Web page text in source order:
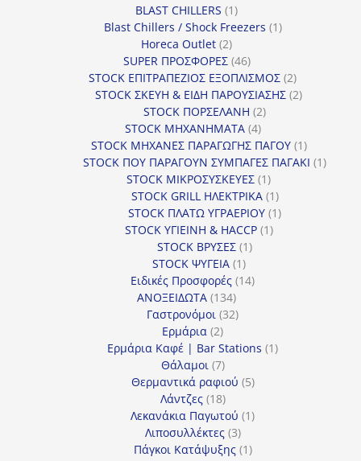
BLAST CHILLERS 11
προϊόν
Blast Chillers / Shock Freezers 11
Horeca Outlet 22
προϊόντα
SUPER ΠΡΟΣΦΟΡΕΣ 4646
προϊόντα
STOCK ΕΠΙΤΡΑΠΕΖΙΟΣ ΕΞΟΠΛΙΣΜΟΣ 22
προϊόντα
STOCK ΣΚΕΥΗ & ΕΙΔΗ ΠΑΡΟΥΣΙΑΣΗΣ 22
STOCK ΠΟΡΣΕΛΑΝΗ 22
STOCK ΜΗΧΑΝΗΜΑΤΑ 44
προϊόντα
STOCK ΜΗΧΑΝΕΣ ΠΑΡΑΓΩΓΗΣ ΠΑΓΟΥ 11
προϊόν
STOCK ΠΟΥ ΠΑΡΑΓΟΥΝ ΣΥΜΠΑΓΕΣ ΠΑΓΑΚΙ 11
STOCK ΜΙΚΡΟΣΥΣΚΕΥΕΣ 11
προϊόν
STOCK GRILL ΗΛΕΚΤΡΙΚΑ 11
προϊόν
STOCK ΠΛΑΤΩ ΥΓΡΑΕΡΙΟΥ 11
STOCK ΥΓΙΕΙΝΗ & HACCP 11
STOCK ΒΡΥΣΕΣ 11
STOCK ΨΥΓΕΙΑ 11
προϊόν
Ειδικές Προσφορές 1414
ΑΝΟΞΕΙΔΩΤΑ 134134
προϊόντα
Γαστρονόμοι 3232
Ερμάρια 22
προϊόντα
Ερμάρια Καφέ | Bar Stations 11
Θάλαμοι 77
προϊόντα
Θερμαντικά ραφιού 55
Λάντζες 1818
προϊόντα
Λεκανάκια Παγωτού 11
Λιποσυλλέκτες 33
προϊόντα
Πάγκοι Κατάψυξης 11